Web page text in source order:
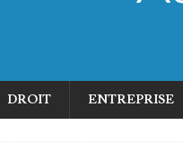
DROIT ENTREPRISE